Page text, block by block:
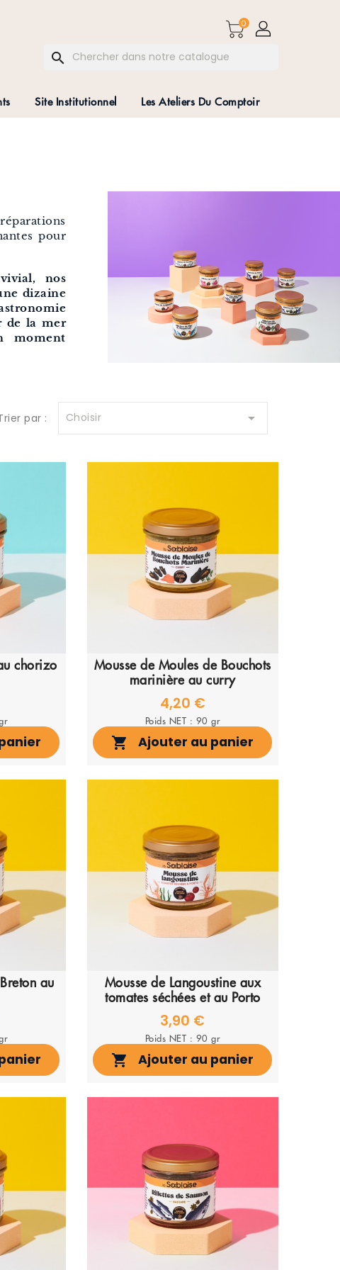
0
search
Site Institutionnel Les Ateliers Du Comptoir
pour
nos
dizaine
de la mer
moment
par : Choisir 
chorizo
Mousse de Moules de Bouchots
marinière au curry
4,20 €
Poids NET : 90 gr
 Ajouter au panier
au
Mousse de Langoustine aux
tomates séchées et au Porto
3,90 €
Poids NET : 90 gr
 Ajouter au panier